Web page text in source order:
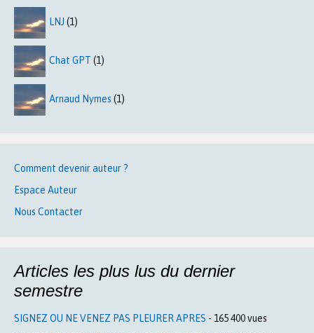
LNJ (1)
Chat GPT (1)
Arnaud Nymes (1)
Comment devenir auteur ?
Espace Auteur
Nous Contacter
Articles les plus lus du dernier
semestre
SIGNEZ OU NE VENEZ PAS PLEURER APRES - 165 400 vues